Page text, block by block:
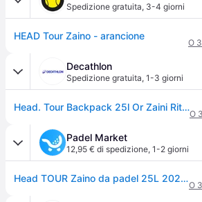
Spedizione gratuita, 3-4 giorni
HEAD Tour Zaino - arancione
O
Decathlon
Spedizione gratuita, 1-3 giorni
Head. Tour Backpack 25l Or Zaini Ritiro Gratis - arancionegiallo - ONE SIZE
O
Padel Market
12,95 € di spedizione, 1-2 giorni
Head TOUR Zaino da padel 25L 2026 Arancione
O